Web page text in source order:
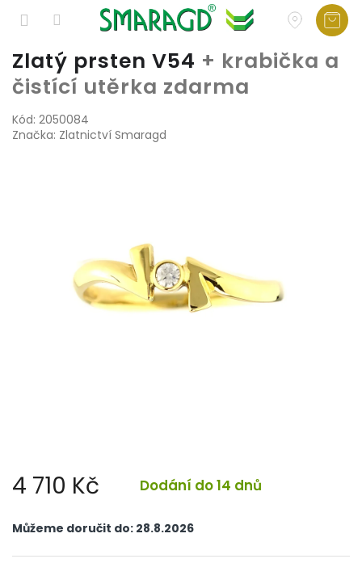
Přejít
na
obsah
Zlatý prsten V54 + krabička a
čistící utěrka zdarma
Kód: 2050084
Značka: Zlatnictví Smaragd
4 710 Kč Dodání do 14 dnů
cena:
Můžeme doručit do: 28.8.2026